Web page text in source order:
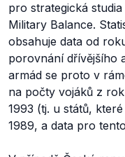
pro strategická
Military Balance.
obsahuje data od
porovnání dřívějšího
armád se proto v
na počty vojáků z
1993 (tj. u států,
1989, a data pro